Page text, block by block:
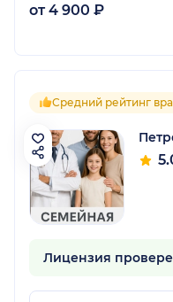
от 4 900 ₽
Средний рейтинг
Лицензия